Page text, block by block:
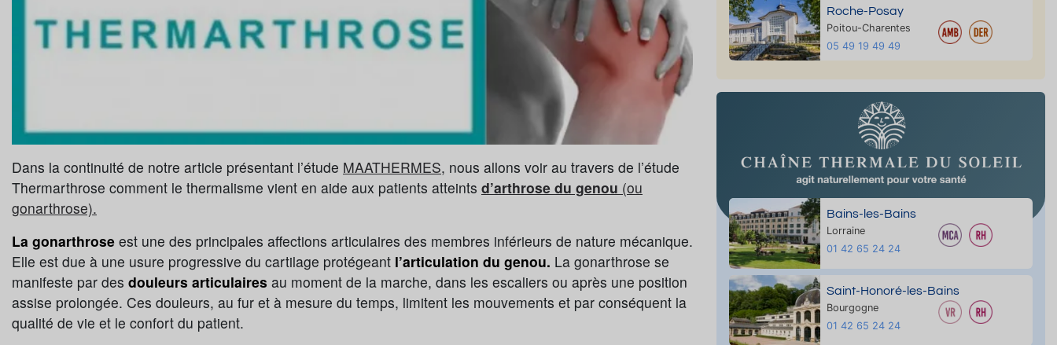
Dans la continuité de notre article présentant l’étude MAATHERMES, nous allons voir au travers de l’étude
Thermarthrose comment le thermalisme vient en aide aux patients atteints d’arthrose du genou (ou
gonarthrose).
La gonarthrose est une des principales affections articulaires des membres inférieurs de nature mécanique.
Elle est due à une usure progressive du cartilage protégeant l’articulation du genou. La gonarthrose se
manifeste par des douleurs articulaires au moment de la marche, dans les escaliers ou après une position
assise prolongée. Ces douleurs, au fur et à mesure du temps, limitent les mouvements et par conséquent la
qualité de vie et le confort du patient.
Roche-Posay
Poitou-Charentes
05 49 19 49 49
Bains-les-Bains
Lorraine
01 42 65 24 24
Saint-Honoré-les-Bains
Bourgogne
01 42 65 24 24